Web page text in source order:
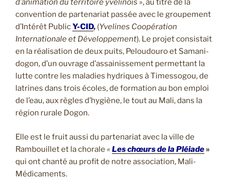
d’animation du territoire yvelinois », au titre de la
convention de partenariat passée avec le groupement
d’Intérêt PublicY-CID, (Yvelines Coopération
Internationale et Développement). Le projet consistait
en la réalisation de deux puits, Peloudouro et Samani-
dogon, d’un ouvrage d’assainissement permettant la
lutte contre les maladies hydriques à Timessogou, de
latrines dans trois écoles, de formation au bon emploi
de l’eau, aux règles d’hygiène, le tout au Mali, dans la
région rurale Dogon.
Elle est le fruit aussi du partenariat avec la ville de
Rambouillet et la chorale «Les chœurs de la Pléiade»
qui ont chanté au profit de notre association, Mali-
Médicaments.